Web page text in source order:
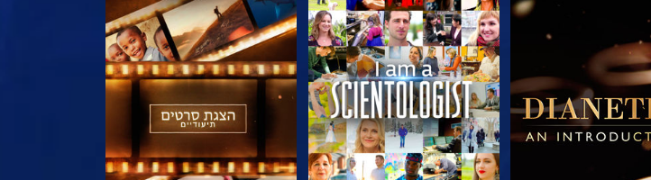
בדוק את הסדרה בדוק את הסדרה בדוק את הסדרה